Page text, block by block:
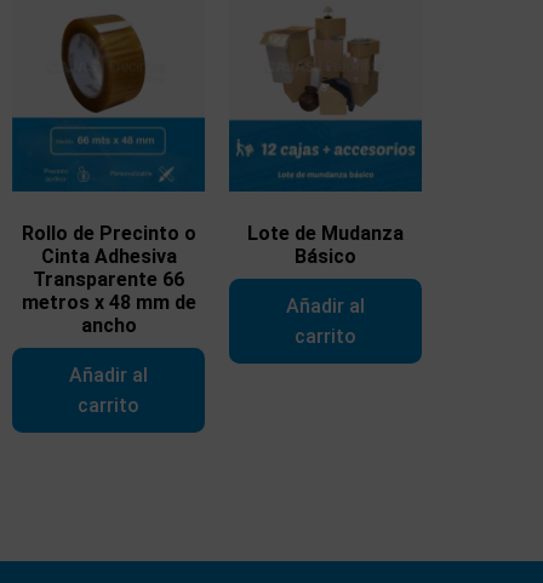
Rollo de Precinto o
Cinta Adhesiva
Transparente 66
metros x 48 mm de
ancho
Añadir al
carrito
Lote de Mudanza
Básico
Añadir al
carrito